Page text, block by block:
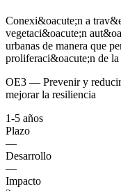
Conexi&oacute;n a
vegetaci&oacute;n
urbanas de manera que
proliferaci&oacute;n de la
OE3 — Prevenir y
mejorar la resiliencia
1-5 años
Plazo
—
Desarrollo
—
Impacto